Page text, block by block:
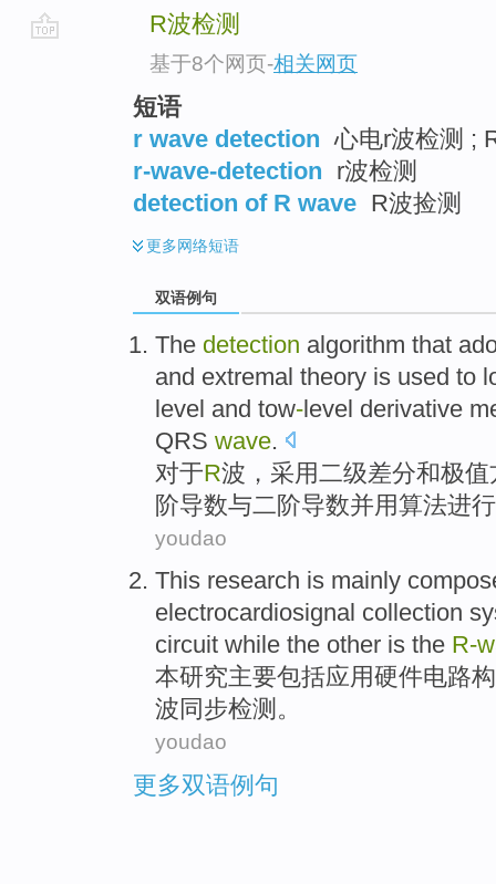
R波检测
基于8个网页-相关网页
短语
r wave detection 心电r波检测 ;
r-wave-detection r波检测
detection of R wave R波捡测
更多网络短语
双语例句
The detection algorithm that
and extremal theory is used to
level and tow-level derivative
QRS wave.
对于R波 ， 采用二级差分和极值
阶导数与二阶导数并用算法进行
youdao
This research is mainly
electrocardiosignal collection
circuit while the other is the R-
本研究主要包括应用硬件电路
波 同步检测 。
youdao
更多双语例句